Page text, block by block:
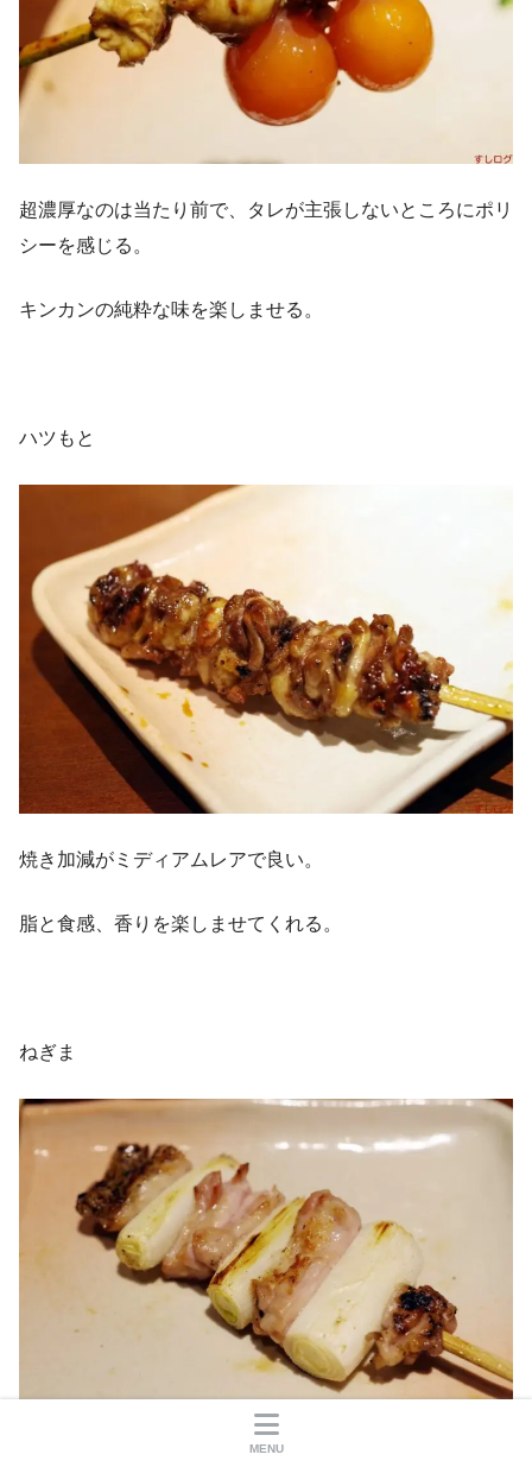
超濃厚なのは当たり前で、タレが主張しないところにポリ
シーを感じる。
キンカンの純粋な味を楽しませる。
ハツもと
焼き加減がミディアムレアで良い。
脂と食感、香りを楽しませてくれる。
ねぎま
MENU